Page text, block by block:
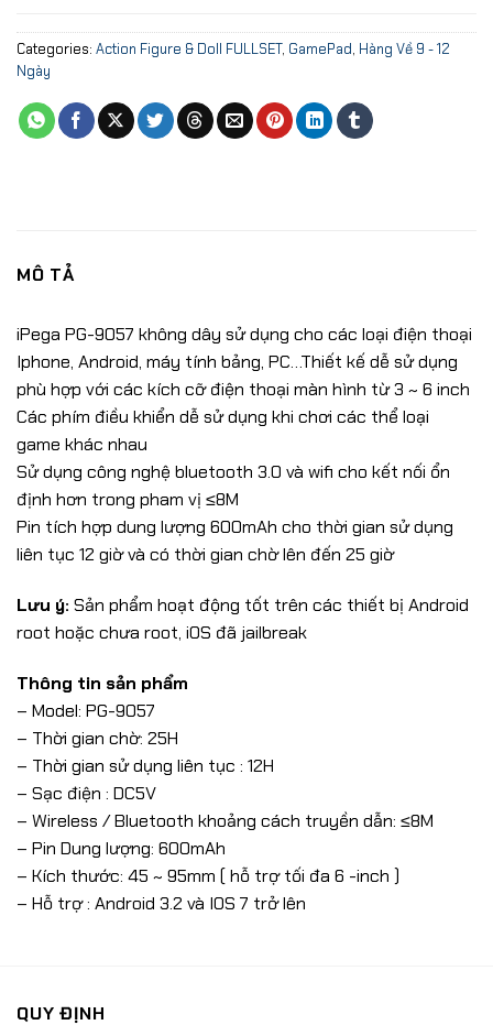
Categories: Action Figure & Doll FULLSET, GamePad, Hàng Về 9 - 12
Ngày
MÔ TẢ
iPega PG-9057 không dây sử dụng cho các loại điện thoại
Iphone, Android, máy tính bảng, PC…Thiết kế dễ sử dụng
phù hợp với các kích cỡ điện thoại màn hình từ 3 ~ 6 inch
Các phím điều khiển dễ sử dụng khi chơi các thể loại
game khác nhau
Sử dụng công nghệ bluetooth 3.0 và wifi cho kết nối ổn
định hơn trong pham vị ≤8M
Pin tích hợp dung lượng 600mAh cho thời gian sử dụng
liên tục 12 giờ và có thời gian chờ lên đến 25 giờ
Lưu ý: Sản phẩm hoạt động tốt trên các thiết bị Android
root hoặc chưa root, iOS đã jailbreak
Thông tin sản phẩm
– Model: PG-9057
– Thời gian chờ: 25H
– Thời gian sử dụng liên tục : 12H
– Sạc điện : DC5V
– Wireless / Bluetooth khoảng cách truyền dẫn: ≤8M
– Pin Dung lượng: 600mAh
– Kích thước: 45 ~ 95mm ( hỗ trợ tối đa 6 -inch )
– Hỗ trợ : Android 3.2 và IOS 7 trở lên
QUY ĐỊNH